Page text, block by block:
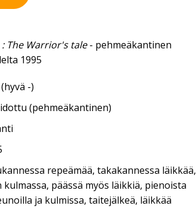
The Warrior's tale- pehmeäkantinen
1995
-)
(pehmeäkantinen)
repeämää, takakannessa läikkää,
päässä myös läikkiä, pienoista
ja kulmissa, taitejälkeä, läikkää